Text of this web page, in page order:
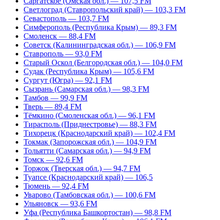
Светлоград (Ставропольский край) — 103,3 FM
Севастополь — 103,7 FM
Симферополь (Республика Крым) — 89,3 FM
Смоленск — 88,4 FM
Советск (Калининградская обл.) — 106,9 FM
Ставрополь — 93,0 FM
Старый Оскол (Белгородская обл.) — 104,0 FM
Судак (Республика Крым) — 105,6 FM
Сургут (Югра) — 92,1 FM
Сызрань (Самарская обл.) — 98,3 FM
Тамбов — 99,9 FM
Тверь — 89,4 FM
Тёмкино (Смоленская обл.) — 96,1 FM
Тирасполь (Приднестровье) — 88,3 FM
Тихорецк (Краснодарский край) — 102,4 FM
Токмак (Запорожская обл.) — 104,9 FM
Тольятти (Самарская обл.) — 94,9 FM
Томск — 92,6 FM
Торжок (Тверская обл.) — 94,7 FM
Туапсе (Краснодарский край) — 106,5
Тюмень — 92,4 FM
Уварово (Тамбовская обл.) — 100,6 FM
Ульяновск — 93,6 FM
Уфа (Республика Башкортостан) — 98,8 FM